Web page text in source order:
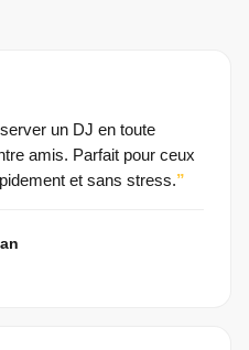
un DJ en toute
amis. Parfait pour ceux
et sans stress.